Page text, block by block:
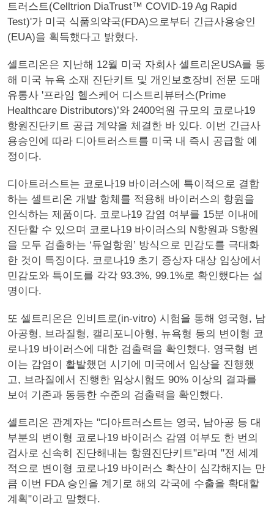
트러스트(Celltrion DiaTrust™ COVID-19 Ag Rapid
Test)'가 미국 식품의약국(FDA)으로부터 긴급사용승인
(EUA)을 획득했다고 밝혔다.
셀트리온은 지난해 12월 미국 자회사 셀트리온USA를 통
해 미국 뉴욕 소재 진단키트 및 개인보호장비 전문 도매
유통사 '프라임 헬스케어 디스트리뷰터스(Prime
Healthcare Distributors)’와 2400억원 규모의 코로나19
항원진단키트 공급 계약을 체결한 바 있다. 이번 긴급사
용승인에 따라 디아트러스트를 미국 내 즉시 공급할 예
정이다.
디아트러스트는 코로나19 바이러스에 특이적으로 결합
하는 셀트리온 개발 항체를 적용해 바이러스의 항원을
인식하는 제품이다. 코로나19 감염 여부를 15분 이내에
진단할 수 있으며 코로나19 바이러스의 N항원과 S항원
을 모두 검출하는 ‘듀얼항원’ 방식으로 민감도를 극대화
한 것이 특징이다. 코로나19 초기 증상자 대상 임상에서
민감도와 특이도를 각각 93.3%, 99.1%로 확인했다는 설
명이다.
또 셀트리온은 인비트로(in-vitro) 시험을 통해 영국형, 남
아공형, 브라질형, 캘리포니아형, 뉴욕형 등의 변이형 코
로나19 바이러스에 대한 검출력을 확인했다. 영국형 변
이는 감염이 활발했던 시기에 미국에서 임상을 진행했
고, 브라질에서 진행한 임상시험도 90% 이상의 결과를
보여 기존과 동등한 수준의 검출력을 확인했다.
셀트리온 관계자는 "디아트러스트는 영국, 남아공 등 대
부분의 변이형 코로나19 바이러스 감염 여부도 한 번의
검사로 신속히 진단해내는 항원진단키트"라며 "전 세계
적으로 변이형 코로나19 바이러스 확산이 심각해지는 만
큼 이번 FDA 승인을 계기로 해외 각국에 수출을 확대할
계획"이라고 말했다.